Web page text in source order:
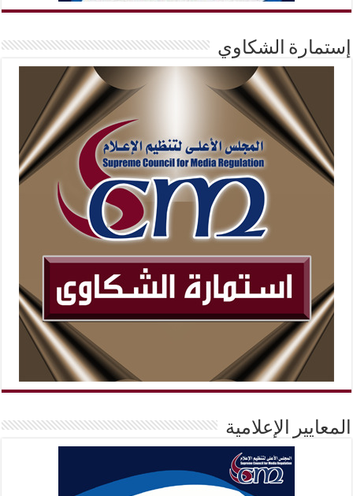
إستمارة الشكاوي
المعايير الإعلامية